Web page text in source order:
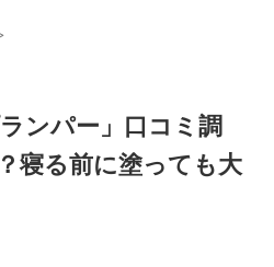
ンパー」口コミ調
寝る前に塗っても大